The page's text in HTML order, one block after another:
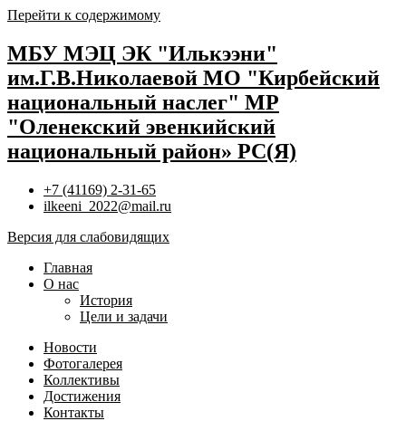
Перейти к содержимому
МБУ МЭЦ ЭК "Илькээни"
им.Г.В.Николаевой МО "Кирбейский
национальный наслег" МР
"Оленекский эвенкийский
национальный район» РС(Я)
+7 (41169) 2-31-65
ilkeeni_2022@mail.ru
Версия для слабовидящих
Главная
О нас
История
Цели и задачи
Новости
Фотогалерея
Коллективы
Достижения
Контакты